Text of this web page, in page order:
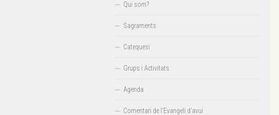
Qui som?
Sagraments
Catequesi
Grups i Activitats
Agenda
Comentari de l’Evangeli d’avui